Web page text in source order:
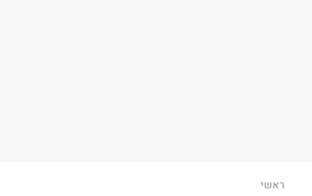
ראשי